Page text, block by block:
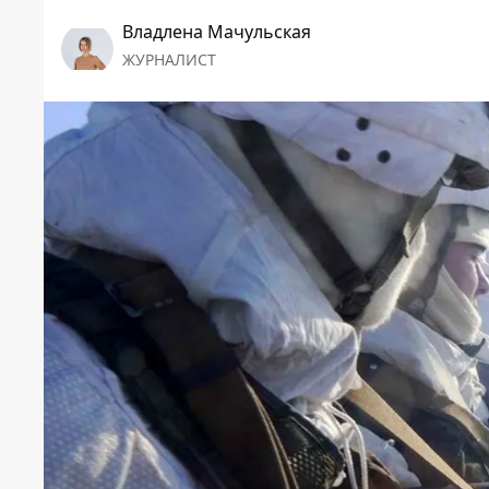
Владлена Мачульская
ЖУРНАЛИСТ